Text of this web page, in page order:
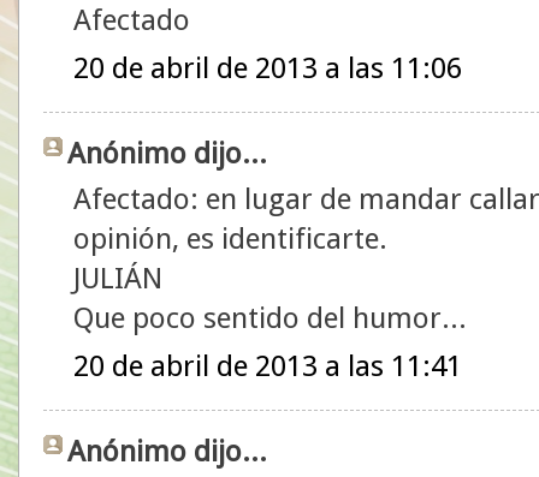
Afectado
20 de abril de 2013 a las 11:06
Anónimo dijo...
Afectado: en lugar de mandar
opinión, es identificarte.
JULIÁN
Que poco sentido del humor...
20 de abril de 2013 a las 11:41
Anónimo dijo...